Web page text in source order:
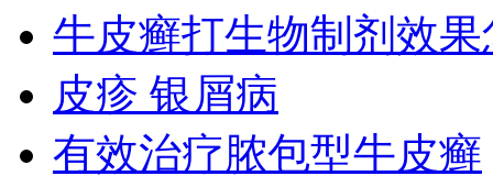
牛皮癣打生物制剂效
皮疹 银屑病
有效治疗脓包型牛皮癣